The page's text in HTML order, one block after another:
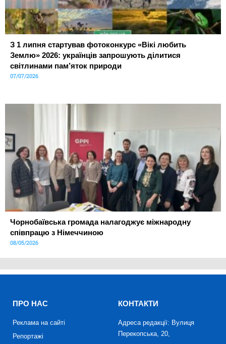
З 1 липня стартував фотоконкурс «Вікі любить
Землю» 2026: українців запрошують ділитися
світлинами пам’яток природи
07/07/2026
Чорнобаївська громада налагоджує міжнародну
співпрацю з Німеччиною
08/05/2026
ПРО НАС
Реклама на сайті
Репортажі
КОНТАКТИ
Адреса редакції: Вулиця
Перекопська, 20,